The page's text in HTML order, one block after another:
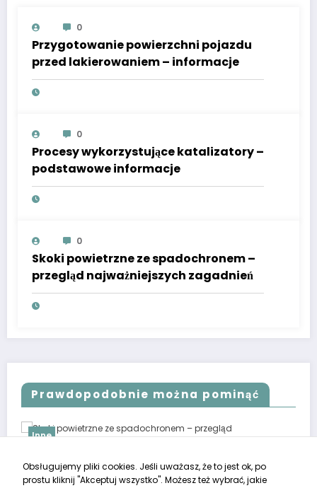
0
Przygotowanie powierzchni pojazdu
przed lakierowaniem – informacje
0
Procesy wykorzystujące katalizatory –
podstawowe informacje
0
Skoki powietrzne ze spadochronem –
przegląd najważniejszych zagadnień
Prawdopodobnie można pominąć
powietrzne ze spadochronem – przegląd
zagadnień
Inne
Obsługujemy pliki cookies. Jeśli uważasz, że to jest ok, po
prostu kliknij "Akceptuj wszystko". Możesz też wybrać, jakie